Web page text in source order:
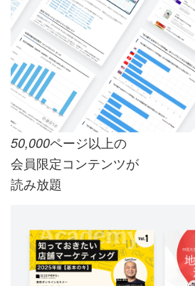
50,000ページ以上の
会員限定コンテンツが
読み放題